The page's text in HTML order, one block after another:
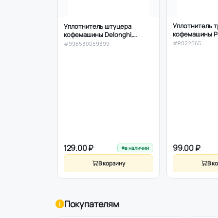
Уплотнитель штуцера
кофемашины Delonghi,
Saeco, Philips, Gaggia, Krups
#996530059399
129.00 ₽ в наличии
В корзину
Уплотнитель
кофемашины
1535E/1536E/
#P022065
99.00 ₽
В
Покупателям